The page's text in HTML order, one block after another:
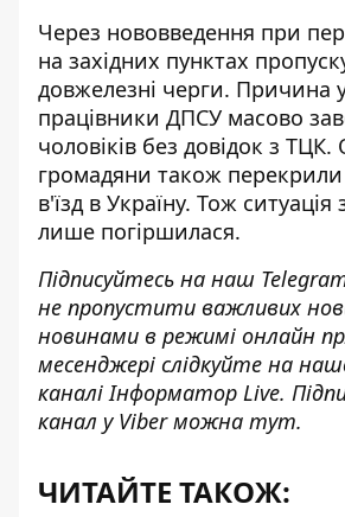
Через нововведення при
на західних пунктах
довжелезні черги. Причина
працівники ДПСУ масово
чоловіків без довідок з ТЦК.
громадяни також
в'їзд в Україну. Тож ситуація
лише погіршилася.
Підписуйтесь на наш
не пропустити важливих
новинами в режимі онлайн
месенджері слідкуйте на
каналіІнформатор Live.
канал у Viber можна тут.
ЧИТАЙТЕ ТАКОЖ: